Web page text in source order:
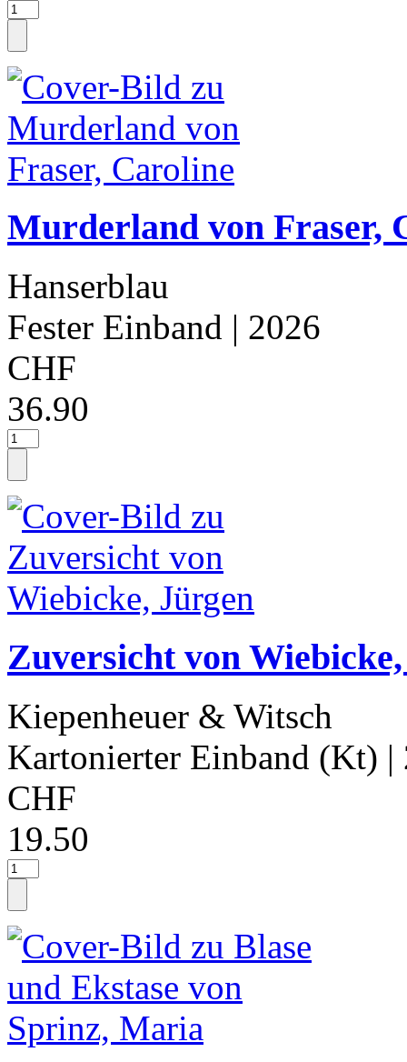
Murderland von Fraser,
Hanserblau
Fester Einband | 2026
CHF
36.90
Zuversicht von
Kiepenheuer & Witsch
Kartonierter Einband (Kt) |
CHF
19.50